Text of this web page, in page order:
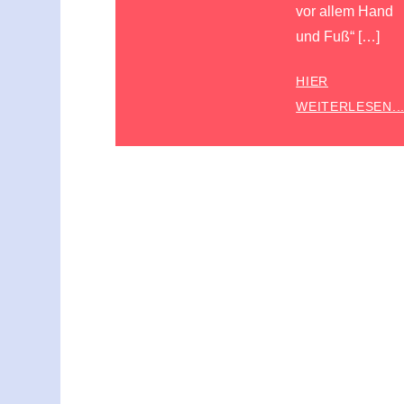
vor allem Hand
und Fuß“ […]
HIER
WEITERLESEN...